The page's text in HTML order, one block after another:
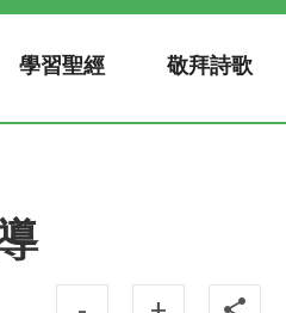
學習聖經 敬拜詩歌